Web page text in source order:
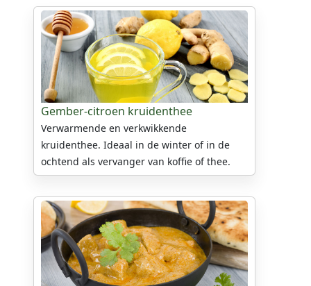
Gember-citroen kruidenthee
Verwarmende en verkwikkende
kruidenthee. Ideaal in de winter of in de
ochtend als vervanger van koffie of thee.